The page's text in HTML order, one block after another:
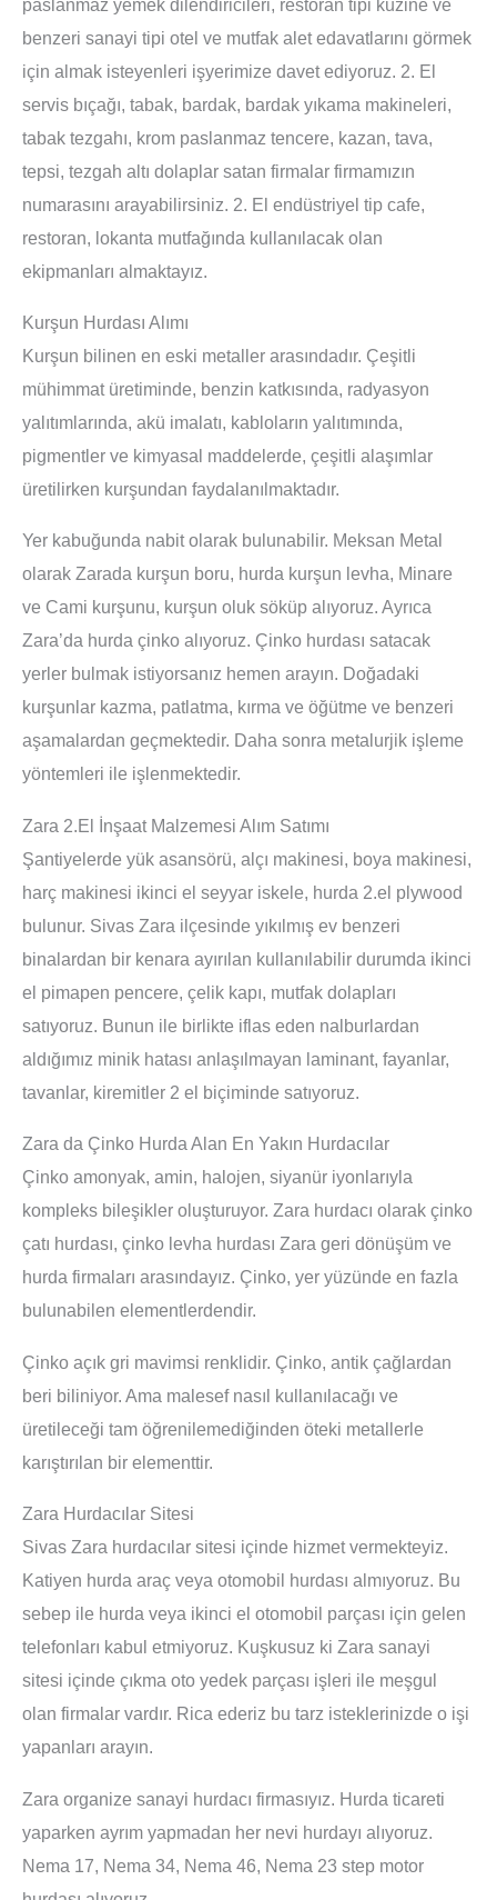
paslanmaz yemek dilendiricileri, restoran tipi kuzine ve
benzeri sanayi tipi otel ve mutfak alet edavatlarını görmek
için almak isteyenleri işyerimize davet ediyoruz. 2. El
servis bıçağı, tabak, bardak, bardak yıkama makineleri,
tabak tezgahı, krom paslanmaz tencere, kazan, tava,
tepsi, tezgah altı dolaplar satan firmalar firmamızın
numarasını arayabilirsiniz. 2. El endüstriyel tip cafe,
restoran, lokanta mutfağında kullanılacak olan
ekipmanları almaktayız.
Kurşun Hurdası Alımı
Kurşun bilinen en eski metaller arasındadır. Çeşitli
mühimmat üretiminde, benzin katkısında, radyasyon
yalıtımlarında, akü imalatı, kabloların yalıtımında,
pigmentler ve kimyasal maddelerde, çeşitli alaşımlar
üretilirken kurşundan faydalanılmaktadır.
Yer kabuğunda nabit olarak bulunabilir. Meksan Metal
olarak Zarada kurşun boru, hurda kurşun levha, Minare
ve Cami kurşunu, kurşun oluk söküp alıyoruz. Ayrıca
Zara’da hurda çinko alıyoruz. Çinko hurdası satacak
yerler bulmak istiyorsanız hemen arayın. Doğadaki
kurşunlar kazma, patlatma, kırma ve öğütme ve benzeri
aşamalardan geçmektedir. Daha sonra metalurjik işleme
yöntemleri ile işlenmektedir.
Zara 2.El İnşaat Malzemesi Alım Satımı
Şantiyelerde yük asansörü, alçı makinesi, boya makinesi,
harç makinesi ikinci el seyyar iskele, hurda 2.el plywood
bulunur. Sivas Zara ilçesinde yıkılmış ev benzeri
binalardan bir kenara ayırılan kullanılabilir durumda ikinci
el pimapen pencere, çelik kapı, mutfak dolapları
satıyoruz. Bunun ile birlikte iflas eden nalburlardan
aldığımız minik hatası anlaşılmayan laminant, fayanlar,
tavanlar, kiremitler 2 el biçiminde satıyoruz.
Zara da Çinko Hurda Alan En Yakın Hurdacılar
Çinko amonyak, amin, halojen, siyanür iyonlarıyla
kompleks bileşikler oluşturuyor. Zara hurdacı olarak çinko
çatı hurdası, çinko levha hurdası Zara geri dönüşüm ve
hurda firmaları arasındayız. Çinko, yer yüzünde en fazla
bulunabilen elementlerdendir.
Çinko açık gri mavimsi renklidir. Çinko, antik çağlardan
beri biliniyor. Ama malesef nasıl kullanılacağı ve
üretileceği tam öğrenilemediğinden öteki metallerle
karıştırılan bir elementtir.
Zara Hurdacılar Sitesi
Sivas Zara hurdacılar sitesi içinde hizmet vermekteyiz.
Katiyen hurda araç veya otomobil hurdası almıyoruz. Bu
sebep ile hurda veya ikinci el otomobil parçası için gelen
telefonları kabul etmiyoruz. Kuşkusuz ki Zara sanayi
sitesi içinde çıkma oto yedek parçası işleri ile meşgul
olan firmalar vardır. Rica ederiz bu tarz isteklerinizde o işi
yapanları arayın.
Zara organize sanayi hurdacı firmasıyız. Hurda ticareti
yaparken ayrım yapmadan her nevi hurdayı alıyoruz.
Nema 17, Nema 34, Nema 46, Nema 23 step motor